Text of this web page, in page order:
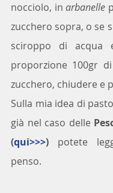
nocciolo, in arbanelle
zucchero sopra, o se
sciroppo di acqua
proporzione 100gr
zucchero, chiudere e
Sulla mia idea di
già nel caso delle
(qui>>>) potete
penso.